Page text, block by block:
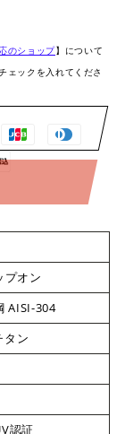
のショップ】について
ェックを入れてくださ
プオン
AISI-304
タン
認証